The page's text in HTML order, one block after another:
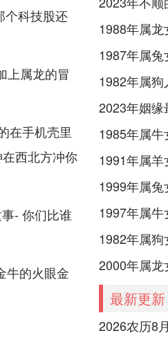
个科技股还
上属龙的冒
在手机壳里
西北方冲你
- 你们比谁
牛的火眼金
最新更新